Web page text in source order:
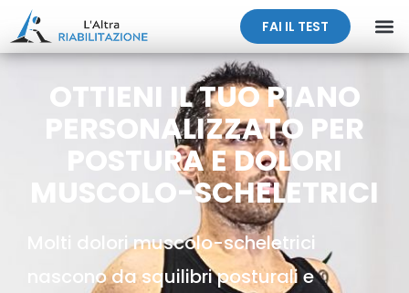
FAI IL TEST
OTTIENI IL TUO PIANO
PERSONALIZZATO PER
POSTURA E DOLORI
MUSCOLO-SCHELETRICI
Molti dolori muscolo-scheletrici
nascono da squilibri posturali e